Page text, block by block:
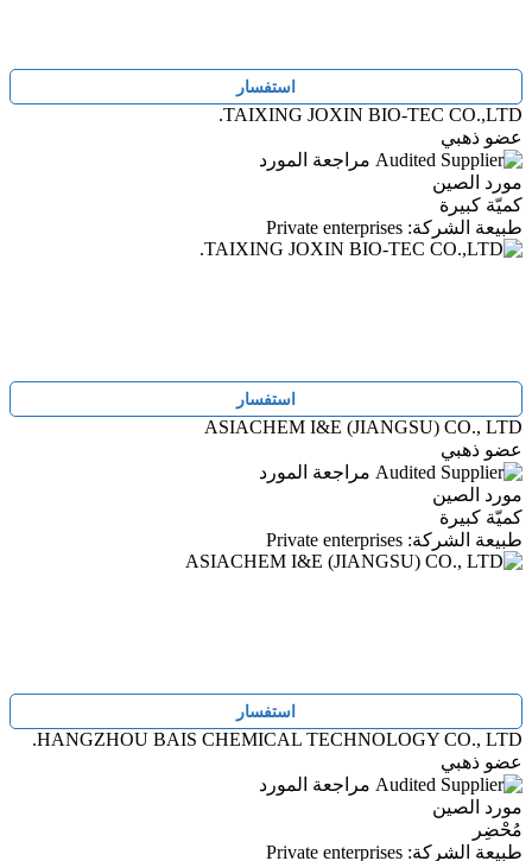
استفسار
TAIXING JOXIN BIO-TEC CO.,LTD.
عضو ذهبي
مراجعة المورد
مورد الصين
كميّة كبيرة
طبيعة الشركة: Private enterprises
استفسار
ASIACHEM I&E (JIANGSU) CO., LTD
عضو ذهبي
مراجعة المورد
مورد الصين
كميّة كبيرة
طبيعة الشركة: Private enterprises
استفسار
HANGZHOU BAIS CHEMICAL TECHNOLOGY CO., LTD.
عضو ذهبي
مراجعة المورد
مورد الصين
مُحْضِر
طبيعة الشركة: Private enterprises